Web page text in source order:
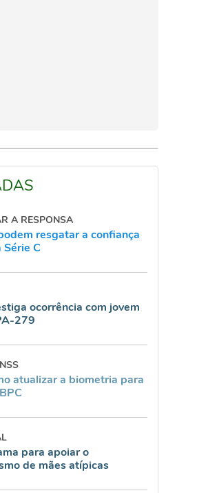
A RESPONSA
resgatar a confiança
Série C
ocorrência com jovem
279
atualizar a biometria para
para apoiar o
de mães atípicas